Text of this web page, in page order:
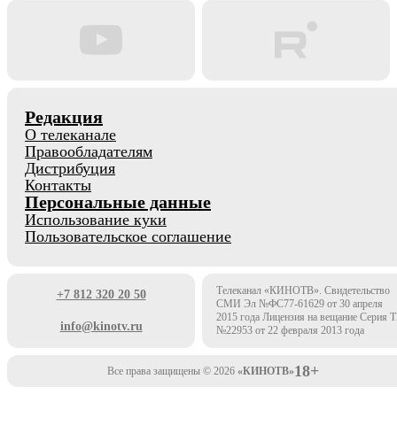
Редакция
О телеканале
Правообладателям
Дистрибуция
Контакты
Персональные данные
Использование куки
Пользовательское соглашение
+7 812 320 20 50
info@kinotv.ru
Телеканал «КИНОТВ». Свидетельство
СМИ Эл №ФС77-61629 от 30 апреля
2015 года Лицензия на вещание Серия
№22953 от 22 февраля 2013 года
Все права защищены © 2026 «КИНОТВ»18+